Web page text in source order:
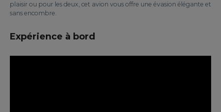
plaisir ou pour les deux, cet avion vous offre une évasion élégante et
sans encombre.
Expérience à bord